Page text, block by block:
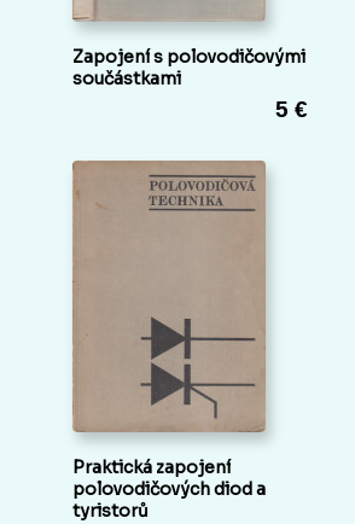
Zapojení s polovodičovými
součástkami
5 €
Praktická zapojení
polovodičových diod a
tyristorů